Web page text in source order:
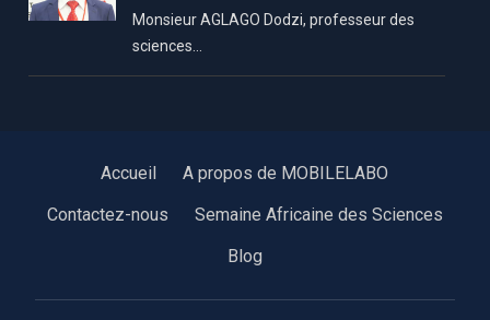
Monsieur AGLAGO Dodzi, professeur des
sciences…
Accueil
A propos de MOBILELABO
Contactez-nous
Semaine Africaine des Sciences
Blog